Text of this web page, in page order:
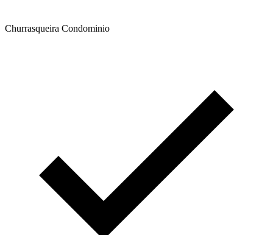
Churrasqueira Condominio